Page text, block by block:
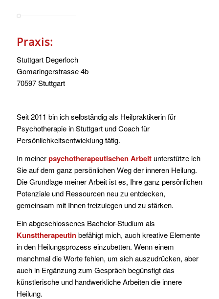
Praxis:
Stuttgart Degerloch
Gomaringerstrasse 4b
70597 Stuttgart
Seit 2011 bin ich selbständig als Heilpraktikerin für
Psychotherapie in Stuttgart und Coach für
Persönlichkeitsentwicklung tätig.
In meinerpsychotherapeutischen Arbeit unterstütze ich
Sie auf dem ganz persönlichen Weg der inneren Heilung.
Die Grundlage meiner Arbeit ist es, Ihre ganz persönlichen
Potenziale und Ressourcen neu zu entdecken,
gemeinsam mit Ihnen freizulegen und zu stärken.
Ein abgeschlossenes Bachelor-Studium als
Kunsttherapeutinbefähigt mich, auch kreative Elemente
in den Heilungsprozess einzubetten. Wenn einem
manchmal die Worte fehlen, um sich auszudrücken, aber
auch in Ergänzung zum Gespräch begünstigt das
künstlerische und handwerkliche Arbeiten die innere
Heilung.